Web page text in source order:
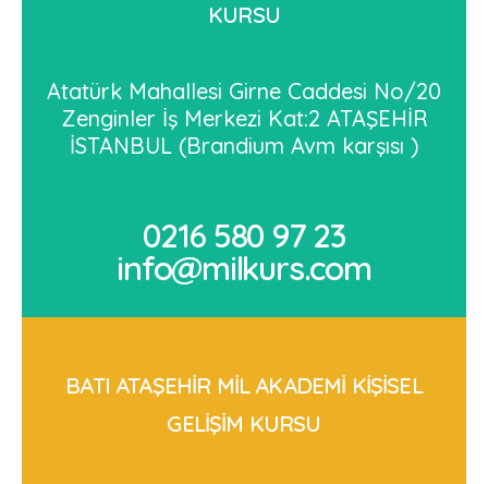
KURSU
Atatürk Mahallesi Girne Caddesi No/20
Zenginler İş Merkezi Kat:2 ATAŞEHİR
İSTANBUL (Brandium Avm karşısı )
0216 580 97 23
info@milkurs.com
BATI ATAŞEHİR MİL AKADEMİ KİŞİSEL
GELİŞİM KURSU